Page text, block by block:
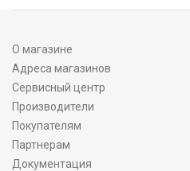
О магазине
Адреса магазинов
Сервисный центр
Производители
Покупателям
Партнерам
Документация